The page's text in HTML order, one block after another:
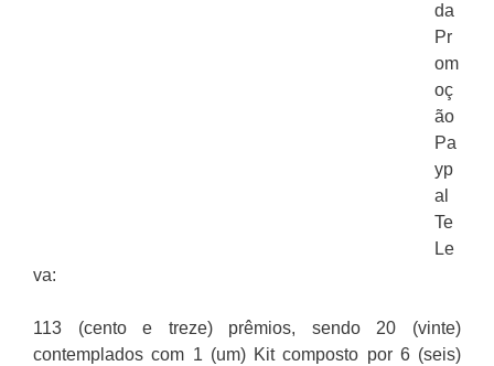
da
Pr
om
oç
ão
Pa
yp
al
Te
Le
va:
113 (cento e treze) prêmios, sendo 20 (vinte)
contemplados com 1 (um) Kit composto por 6 (seis)